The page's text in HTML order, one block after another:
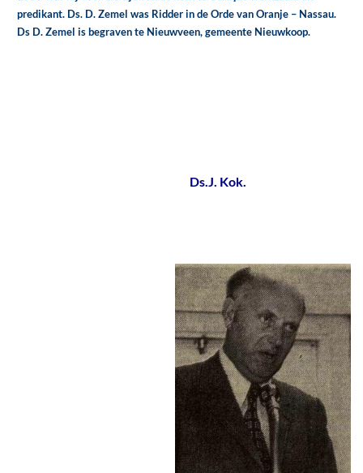
predikant. Ds. D. Zemel was Ridder in de Orde van Oranje – Nassau.
Ds D. Zemel is begraven te Nieuwveen, gemeente Nieuwkoop.
Ds.J. Kok.